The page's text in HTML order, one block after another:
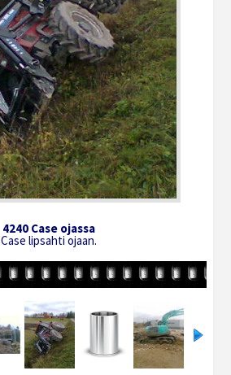
4240 Case ojassa
Case lipsahti ojaan.